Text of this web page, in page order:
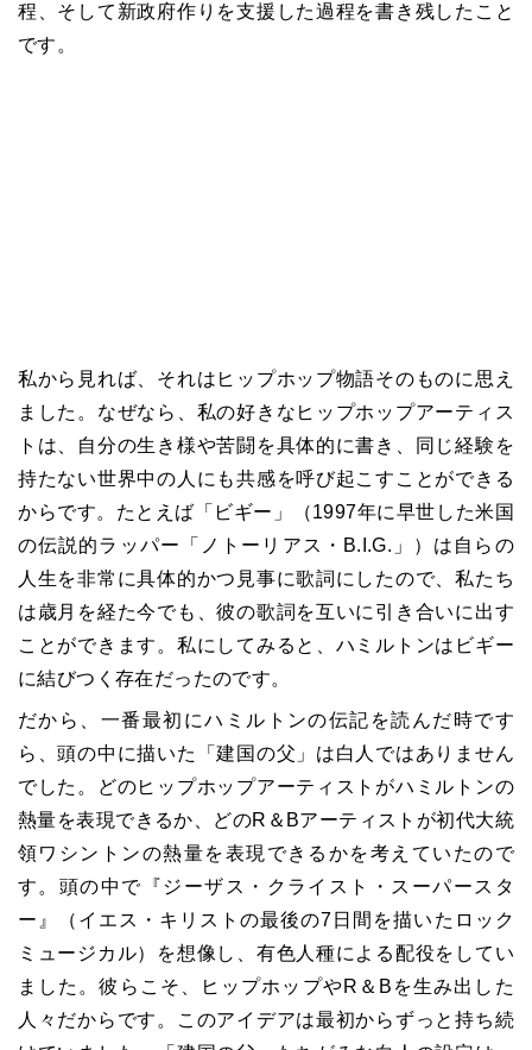
程、そして新政府作りを支援した過程を書き残したこと
です。
私から見れば、それはヒップホップ物語そのものに思え
ました。なぜなら、私の好きなヒップホップアーティス
トは、自分の生き様や苦闘を具体的に書き、同じ経験を
持たない世界中の人にも共感を呼び起こすことができる
からです。たとえば「ビギー」（1997年に早世した米国
の伝説的ラッパー「ノトーリアス・B.I.G.」）は自らの
人生を非常に具体的かつ見事に歌詞にしたので、私たち
は歳月を経た今でも、彼の歌詞を互いに引き合いに出す
ことができます。私にしてみると、ハミルトンはビギー
に結びつく存在だったのです。
だから、一番最初にハミルトンの伝記を読んだ時です
ら、頭の中に描いた「建国の父」は白人ではありません
でした。どのヒップホップアーティストがハミルトンの
熱量を表現できるか、どのR＆Bアーティストが初代大統
領ワシントンの熱量を表現できるかを考えていたので
す。頭の中で『ジーザス・クライスト・スーパースタ
ー』（イエス・キリストの最後の7日間を描いたロック
ミュージカル）を想像し、有色人種による配役をしてい
ました。彼らこそ、ヒップホップやR＆Bを生み出した
人々だからです。このアイデアは最初からずっと持ち続